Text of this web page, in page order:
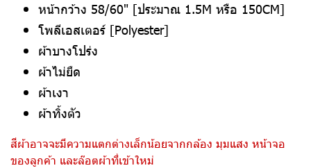
หน้ากว้าง 58/60" [ประมาณ 1.5M หรือ 150CM]
โพลีเอสเตอร์ [Polyester]
ผ้าบางโปร่ง
ผ้าไม่ยืด
ผ้าเงา
ผ้าทิ้งตัว
สีผ้าอาจจะมีความแตกต่างเล็กน้อยจากกล้อง มุมแสง หน้าจอ
ของลูกค้า และล๊อตผ้าที่เข้าใหม่